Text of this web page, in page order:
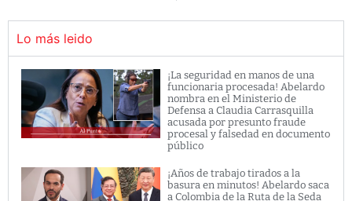
Lo más leido
¡La seguridad en manos de una
funcionaria procesada! Abelardo
nombra en el Ministerio de
Defensa a Claudia Carrasquilla
acusada por presunto fraude
procesal y falsedad en documento
público
¡Años de trabajo tirados a la
basura en minutos! Abelardo saca
a Colombia de la Ruta de la Seda